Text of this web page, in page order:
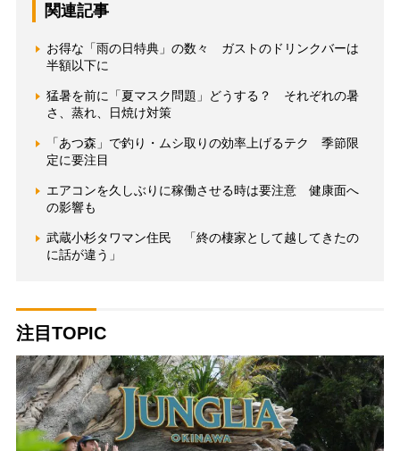
関連記事
お得な「雨の日特典」の数々 ガストのドリンクバーは
半額以下に
猛暑を前に「夏マスク問題」どうする？ それぞれの暑
さ、蒸れ、日焼け対策
「あつ森」で釣り・ムシ取りの効率上げるテク 季節限
定に要注目
エアコンを久しぶりに稼働させる時は要注意 健康面へ
の影響も
武蔵小杉タワマン住民 「終の棲家として越してきたの
に話が違う」
注目TOPIC